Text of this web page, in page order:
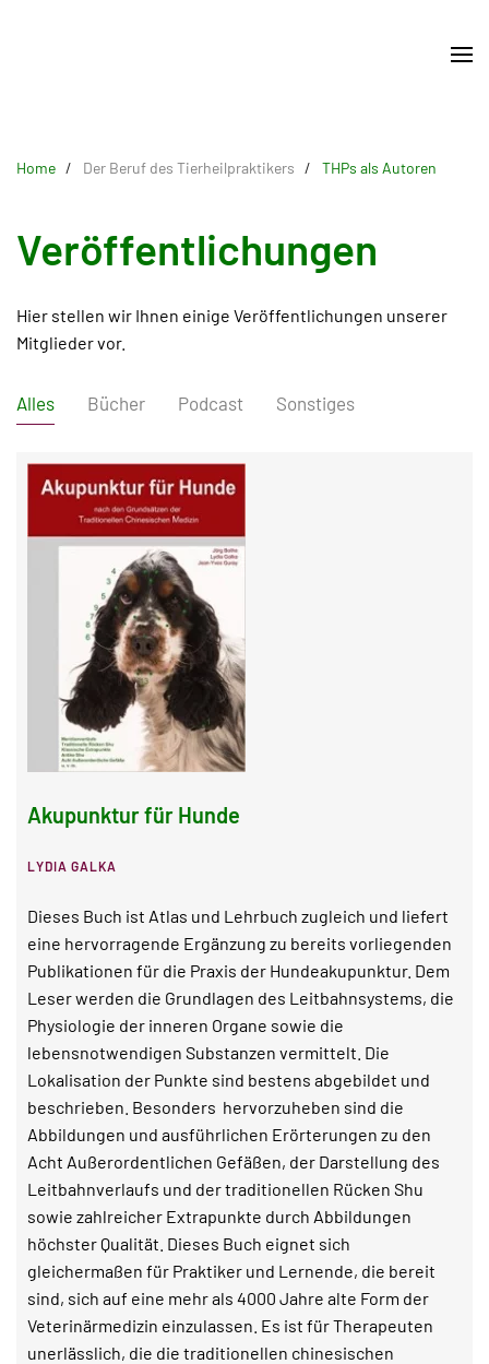
Home Der Beruf des Tierheilpraktikers THPs als Autoren
Veröffentlichungen
Hier stellen wir Ihnen einige Veröffentlichungen unserer
Mitglieder vor.
Alles Bücher Podcast Sonstiges
Akupunktur für Hunde
LYDIA GALKA
Dieses Buch ist Atlas und Lehrbuch zugleich und liefert
eine hervorragende Ergänzung zu bereits vorliegenden
Publikationen für die Praxis der Hundeakupunktur. Dem
Leser werden die Grundlagen des Leitbahnsystems, die
Physiologie der inneren Organe sowie die
lebensnotwendigen Substanzen vermittelt. Die
Lokalisation der Punkte sind bestens abgebildet und
beschrieben. Besonders hervorzuheben sind die
Abbildungen und ausführlichen Erörterungen zu den
Acht Außerordentlichen Gefäßen, der Darstellung des
Leitbahnverlaufs und der traditionellen Rücken Shu
sowie zahlreicher Extrapunkte durch Abbildungen
höchster Qualität. Dieses Buch eignet sich
gleichermaßen für Praktiker und Lernende, die bereit
sind, sich auf eine mehr als 4000 Jahre alte Form der
Veterinärmedizin einzulassen. Es ist für Therapeuten
unerlässlich, die die traditionellen chinesischen